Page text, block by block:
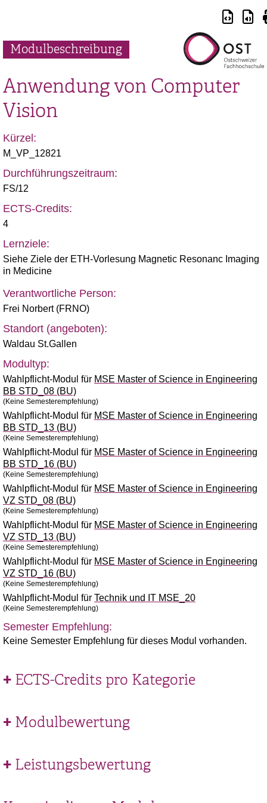
Modulbeschreibung
Anwendung von Computer
Vision
Kürzel:
M_VP_12821
Durchführungszeitraum:
FS/12
ECTS-Credits:
4
Lernziele:
Siehe Ziele der ETH-Vorlesung Magnetic Resonanc Imaging
in Medicine
Verantwortliche Person:
Frei Norbert (FRNO)
Standort (angeboten):
Waldau St.Gallen
Modultyp:
Wahlpflicht-Modul für MSE Master of Science in Engineering
BB STD_08 (BU)
(Keine Semesterempfehlung)
Wahlpflicht-Modul für MSE Master of Science in Engineering
BB STD_13 (BU)
(Keine Semesterempfehlung)
Wahlpflicht-Modul für MSE Master of Science in Engineering
BB STD_16 (BU)
(Keine Semesterempfehlung)
Wahlpflicht-Modul für MSE Master of Science in Engineering
VZ STD_08 (BU)
(Keine Semesterempfehlung)
Wahlpflicht-Modul für MSE Master of Science in Engineering
VZ STD_13 (BU)
(Keine Semesterempfehlung)
Wahlpflicht-Modul für MSE Master of Science in Engineering
VZ STD_16 (BU)
(Keine Semesterempfehlung)
Wahlpflicht-Modul für Technik und IT MSE_20
(Keine Semesterempfehlung)
Semester Empfehlung:
Keine Semester Empfehlung für dieses Modul vorhanden.
ECTS-Credits pro Kategorie
Modulbewertung
Leistungsbewertung